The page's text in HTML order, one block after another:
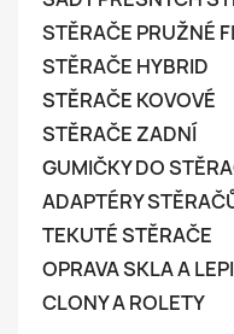
STĚRAČE PRUŽNÉ
STĚRAČE HYBRID
STĚRAČE KOVOVÉ
STĚRAČE ZADNÍ
GUMIČKY DO
ADAPTÉRY
TEKUTÉ STĚRAČE
OPRAVA SKLA A
CLONY A ROLETY